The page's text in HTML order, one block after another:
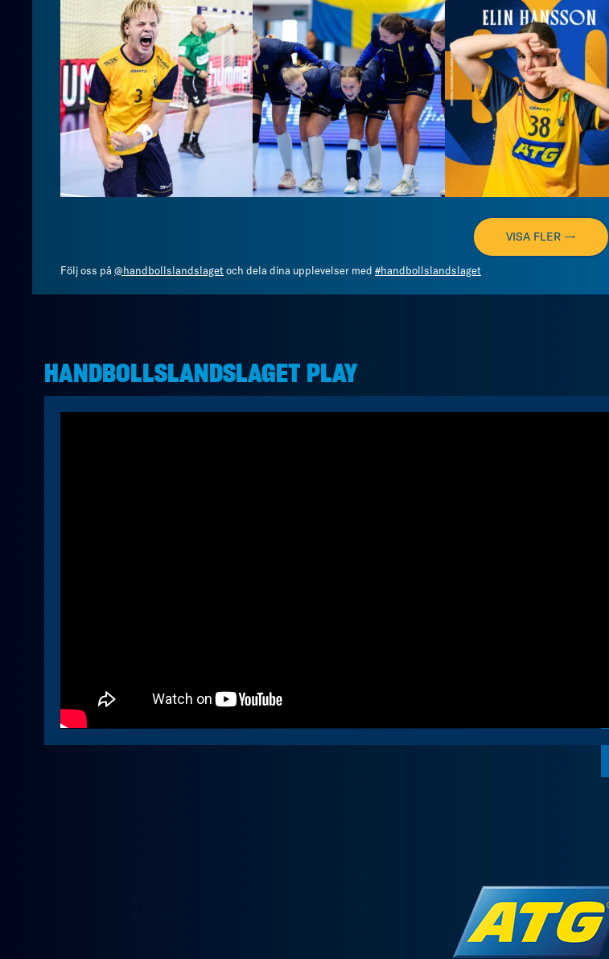
VISA FLER →
Följ oss på @handbollslandslagetoch dela dina upplevelser med #handbollslandslaget
HANDBOLLSLANDSLAGET PLAY